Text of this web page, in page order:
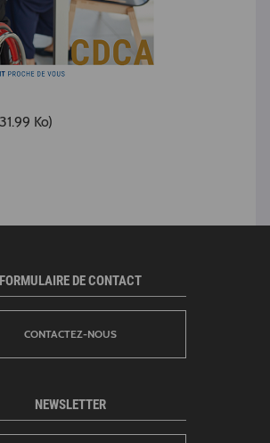
Ko)
FORMULAIRE DE CONTACT
CONTACTEZ-NOUS
NEWSLETTER